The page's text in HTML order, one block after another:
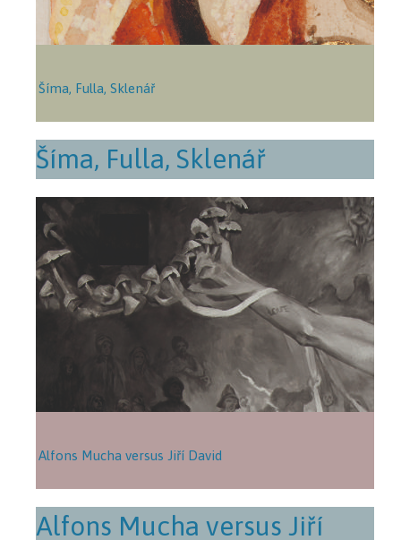
Šíma, Fulla, Sklenář
Šíma, Fulla, Sklenář
Alfons Mucha versus Jiří David
Alfons Mucha versus Jiří